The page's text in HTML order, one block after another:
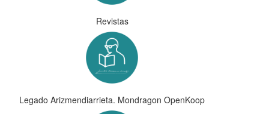
Revistas
Legado Arizmendiarrieta. Mondragon OpenKoop